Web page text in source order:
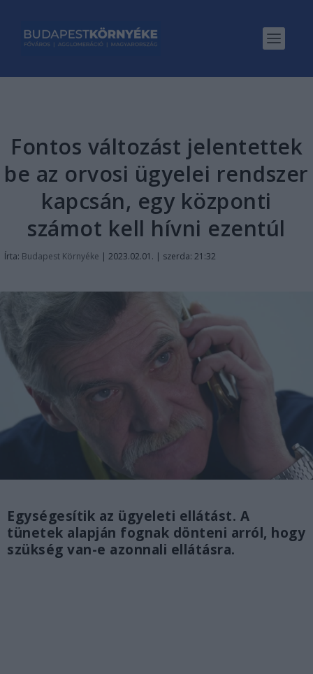
Fontos változást jelentettek
be az orvosi ügyelei rendszer
kapcsán, egy központi
számot kell hívni ezentúl
Írta: Budapest Környéke | 2023.02.01. | szerda: 21:32
Egységesítik az ügyeleti ellátást. A
tünetek alapján fognak dönteni arról, hogy
szükség van-e azonnali ellátásra.